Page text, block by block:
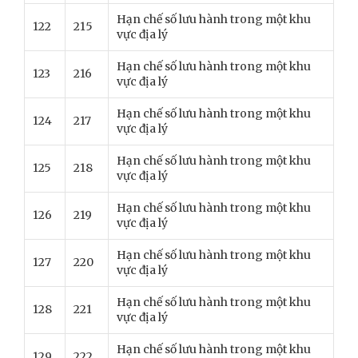
122 215
Hạn chế số lưu hành trong một khu
vực địa lý
123 216
Hạn chế số lưu hành trong một khu
vực địa lý
124 217
Hạn chế số lưu hành trong một khu
vực địa lý
125 218
Hạn chế số lưu hành trong một khu
vực địa lý
126 219
Hạn chế số lưu hành trong một khu
vực địa lý
127 220
Hạn chế số lưu hành trong một khu
vực địa lý
128 221
Hạn chế số lưu hành trong một khu
vực địa lý
Hạn chế số lưu hành trong một khu